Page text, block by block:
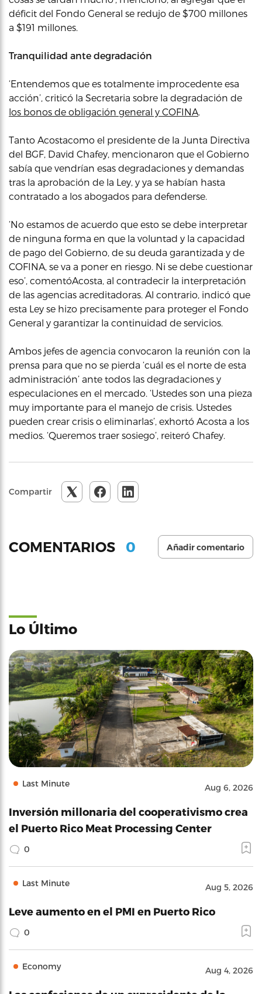
déficit del Fondo General se redujo de $700 millones
a $191 millones.
Tranquilidad ante degradación
‘Entendemos que es totalmente improcedente esa
acción’, criticó la Secretaria sobre la degradación de
los bonos de obligación general y COFINA.
Tanto Acostacomo el presidente de la Junta Directiva
del BGF, David Chafey, mencionaron que el Gobierno
sabía que vendrían esas degradaciones y demandas
tras la aprobación de la Ley, y ya se habían hasta
contratado a los abogados para defenderse.
‘No estamos de acuerdo que esto se debe interpretar
de ninguna forma en que la voluntad y la capacidad
de pago del Gobierno, de su deuda garantizada y de
COFINA, se va a poner en riesgo. Ni se debe cuestionar
eso’, comentóAcosta, al contradecir la interpretación
de las agencias acreditadoras. Al contrario, indicó que
esta Ley se hizo precisamente para proteger el Fondo
General y garantizar la continuidad de servicios.
Ambos jefes de agencia convocaron la reunión con la
prensa para que no se pierda ‘cuál es el norte de esta
administración’ ante todos las degradaciones y
especulaciones en el mercado. ‘Ustedes son una pieza
muy importante para el manejo de crisis. Ustedes
pueden crear crisis o eliminarlas’, exhortó Acosta a los
medios. ‘Queremos traer sosiego’, reiteró Chafey.
Compartir
COMENTARIOS 0 Añadir comentario
Lo Último
Last Minute Aug 6, 2026
Inversión millonaria del cooperativismo crea
el Puerto Rico Meat Processing Center
0
Last Minute Aug 5, 2026
Leve aumento en el PMI en Puerto Rico
0
Economy Aug 4, 2026